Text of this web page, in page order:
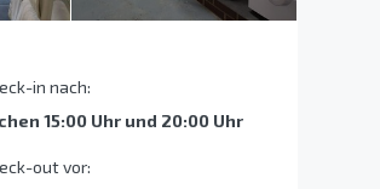
in nach:
15:00 Uhr und 20:00 Uhr
out vor: